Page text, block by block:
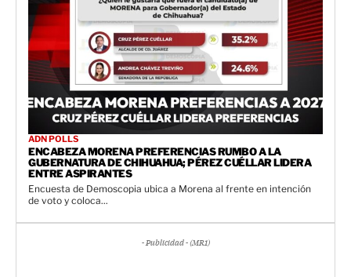
ADN POLLS
ENCABEZA MORENA PREFERENCIAS RUMBO A LA
GUBERNATURA DE CHIHUAHUA; PÉREZ CUÉLLAR LIDERA
ENTRE ASPIRANTES
Encuesta de Demoscopia ubica a Morena al frente en intención
de voto y coloca...
- Publicidad - (MR1)